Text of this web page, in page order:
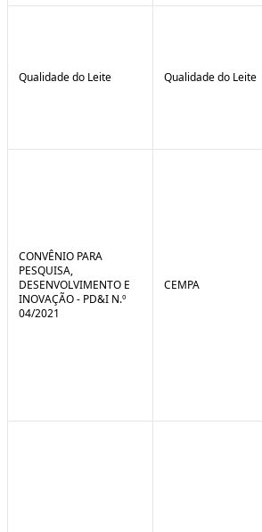
Qualidade do Leite Qualidade do Leite
CONVÊNIO PARA
PESQUISA,
DESENVOLVIMENTO E
INOVAÇÃO - PD&I N.º
04/2021
CEMPA